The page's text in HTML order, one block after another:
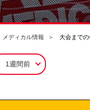
メディカル情報 大会まで
1週間前